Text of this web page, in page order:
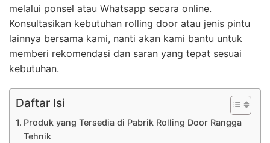
melalui ponsel atau Whatsapp secara online.
Konsultasikan kebutuhan rolling door atau jenis pintu
lainnya bersama kami, nanti akan kami bantu untuk
memberi rekomendasi dan saran yang tepat sesuai
kebutuhan.
Daftar Isi
Produk yang Tersedia di Pabrik Rolling Door Rangga
Tehnik